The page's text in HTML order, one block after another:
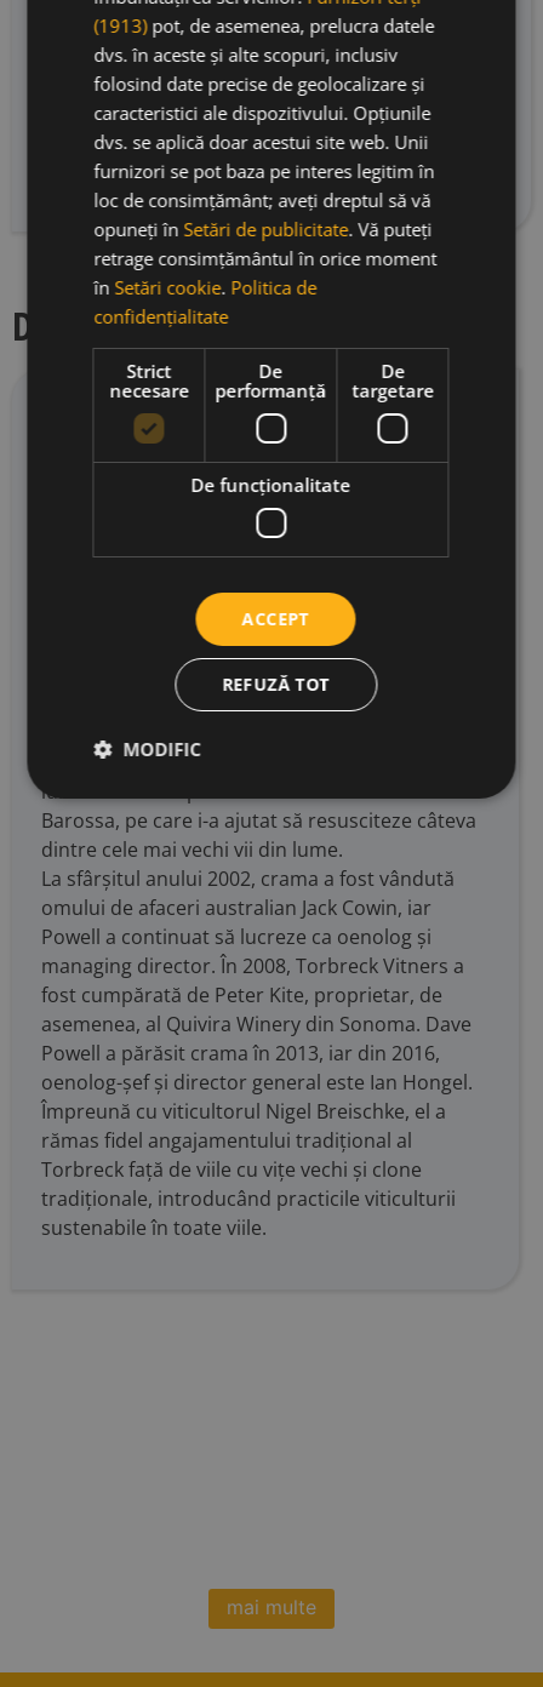
și bine integrată, adăugând complexitate la
lansare. O versiune modernă a unui clasic
Barossa, care va învechi timp de peste 20 de
ani. Se recomandă decantare și asociere cu
preparate bogate de iarnă din majoritatea
bucătăriilor. Se servește la 16°C.
Descriere producator
Torbreck Vitners s-a născut din dorința de a crea
un domeniu care să ajungă în topul ierarhiei
mondiale. Viziunea fondatorului Dave Powell, cel
care a înființat Torbreck în 1994, a fost de a
aduce un omagiu viilor din Barossa, vale care
reunește unele dintre cele mai vechi vițe de pe
planetă. El a pornit aventura Torbreck după ce a
lucrat câțiva ani la renumita cramă Rockford.
Numele i l-a pus după o pădure din Scoția, unde
a lucrat ca tăietor de bușteni. A început prin a
căuta surse unice de Shiraz, Grenache,
a lucrat la Torbreck, Dave Powell a strâns în jurul
lui un număr impresionant de viticultori din
Barossa, pe care i-a ajutat să resusciteze câteva
dintre cele mai vechi vii din lume.
La sfârșitul anului 2002, crama a fost vândută
omului de afaceri australian Jack Cowin, iar
Powell a continuat să lucreze ca oenolog și
managing director. În 2008, Torbreck Vitners a
fost cumpărată de Peter Kite, proprietar, de
asemenea, al Quivira Winery din Sonoma. Dave
Powell a părăsit crama în 2013, iar din 2016,
oenolog-șef și director general este Ian Hongel.
Împreună cu viticultorul Nigel Breischke, el a
rămas fidel angajamentului tradițional al
Torbreck față de viile cu vițe vechi și clone
tradiționale, introducând practicile viticulturii
sustenabile în toate viile.
Vrei sa stii cand avem noutati?
Aboneaza-te la newsletter-ul
nostru.
(1913)pot, de asemenea, prelucra datele
dvs. în aceste și alte scopuri, inclusiv
folosind date precise de geolocalizare și
caracteristici ale dispozitivului. Opțiunile
dvs. se aplică doar acestui site web. Unii
furnizori se pot baza pe interes legitim în
loc de consimțământ; aveți dreptul să vă
opuneți în Setări de publicitate. Vă puteți
retrage consimțământul în orice moment
în Setări cookie. Politica de
confidențialitate
Strict
necesare
De
performanță
De
targetare
De funcţionalitate
ACCEPT
REFUZĂ TOT
MODIFIC